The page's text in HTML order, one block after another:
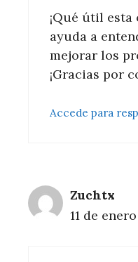
¡Qué útil
ayuda a
mejorar los
¡Gracias por
Accede para
Zuchtx
11 de